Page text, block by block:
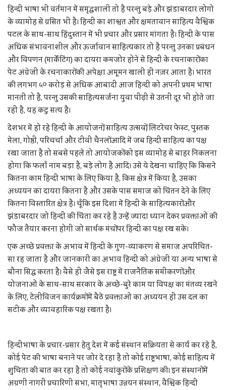
हिन्दी भाषा भी वर्तमान में समृद्धशाली तो है परन्तु बड़े और झंडाबरदार लोगो
के व्यामोह से ग्रसित भी है। हिन्दी का शाश्वत और क्षमतावान साहित्य वैश्विक
पटल के साथ-साथ हिंदुस्तान में भी प्रचार और प्रसार मांगता है। हिन्दी के पास
अधिक संभावनाशील और ऊर्जावान साहित्यकार तो है परन्तु उनका प्रबंधन
और विपणन (मार्केंटिंग) का दायरा कमजोर होने से हिन्दी के रचनाकारों का
पेट अंग्रेजी के रचनाकारों की अपेक्षा अमूमन खाली ही नज़र आता है। भारत
की लगभग ५० करोड़ से अधिक आबादी आज हिन्दी को अपनी प्रथम भाषा
मानती तो है, परन्तु उसकी साहित्यसर्जना युवा पीढ़ी से उतनी दूर भी होते जा
रही है, यह कटु सत्य है।
देशभर में हो रहे हिन्दी के आयोजनों, साहित्य उत्सवों, लिटरेचर फेस्ट, पुस्तक
मेला, गोष्ठी, परिचर्चा और टीवी चैनलों आदि में जब हिन्दी साहित्य का पक्ष
रखा जाता है तो सबसे पहले तो आयोजकों को इस व्यामोह से बाहर निकलना
होगा कि फलाँ नाम बड़ा है, बड़े लोग है आदि। उसे ये देखना चाहिए कि किसने
कितना काम हिन्दी भाषा के लिए किया है, किस क्षेत्र में किया है, उसका
अध्ययन का दायरा कितना है और उसके पास समाज को चिंतन देने के लिए
कितना विस्तारित क्षेत्र है। चूँकि इस दिशा में हिन्दी के साहित्यकारों और
झंडाबरदार जो हिन्दी की चिंता कर रहे है उन्हें ज्यादा ध्यान देकर प्रवक्ताओं की
फौज तैयार करना होगी जो सार्थक मंचों पर हिन्दी का पक्ष रख सके।
एक अच्छे प्रवक्ता के अभाव में हिन्दी के गुण-व्याकरण से समाज अपरिचित-
सा रह जाता है और जानकारी का अभाव हिन्दी को अंग्रेजी या अन्य भाषा से
बौना सिद्ध करता है। वैसे ही जैसे इस राष्ट्र में राजनैतिक समीकरणों और
योजनाओं के साथ-साथ सरकार के अच्छे-बुरे काम या विपक्ष का मंतव्य रखने
के लिए, टेलीविजन कार्यक्रमों में बैठे प्रवक्ताओं का अध्ययन ही उस दल का
सटीक और व्यावहारिक पक्ष रखता है।
हिन्दीभाषा के प्रचार-प्रसार हेतु देश में कई संस्थान सक्रियता से कार्य कर रहे है,
कोई पेट की भाषा बनाने पर जोर दे रहा है तो कोई राष्ट्रभाषा, कोई साहित्य में
शुचिता की बात कर रहा है तो कोई नवांकुरों के प्रशिक्षण की। इन संस्थानों में
अग्रणी नागरी प्रचारिणी सभा, मातृभाषा उन्नयन संस्थान, वैश्विक हिन्दी